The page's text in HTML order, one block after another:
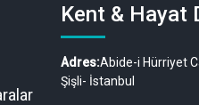
Kent & Hayat
Adres:Abide-i Hürriyet
Şişli- İstanbul